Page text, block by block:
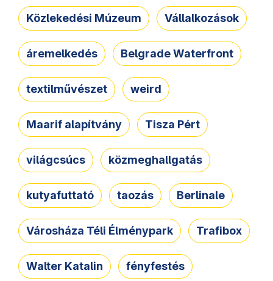
Közlekedési Múzeum Vállalkozások
áremelkedés Belgrade Waterfront
textilművészet weird
Maarif alapítvány Tisza Pért
világcsúcs közmeghallgatás
kutyafuttató taozás Berlinale
Városháza Téli Élménypark Trafibox
Walter Katalin fényfestés